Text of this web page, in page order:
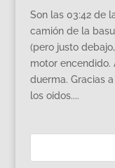
Son las 03:42 de
camión de la
(pero justo
motor encendido.
duerma. Gracias
los oidos....